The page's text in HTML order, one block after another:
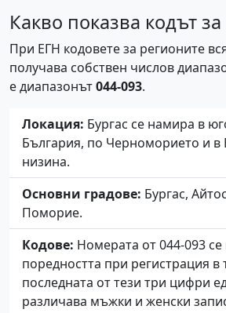
Какво показва кодът за
При ЕГН кодовете за регионите
получава собствен числов
е диапазонът044-093.
Локация: Бургас се намира в
България, по Черноморието и в
низина.
Основни градове: Бургас,
Поморие.
Кодове: Номерата от 044-093 се
поредността при регистрация в
последната от тези три цифри
различава мъжки и женски